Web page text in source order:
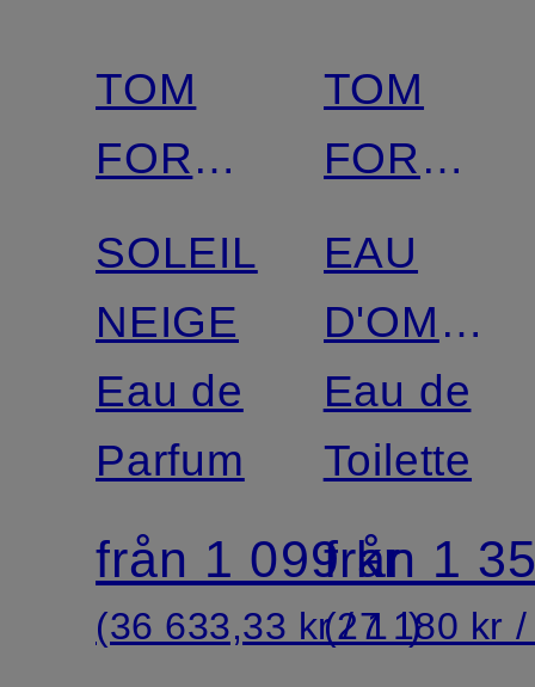
TOM
FORD
BEAUTY
SOLEIL
NEIGE
Eau de
Parfum
från 1 099 kr
(36 633,33 kr / 1 l)
TOM
FORD
BEAUTY
EAU
D'OMBRE
LÄDER
Eau de
Toilette
från 1
(27 180 kr